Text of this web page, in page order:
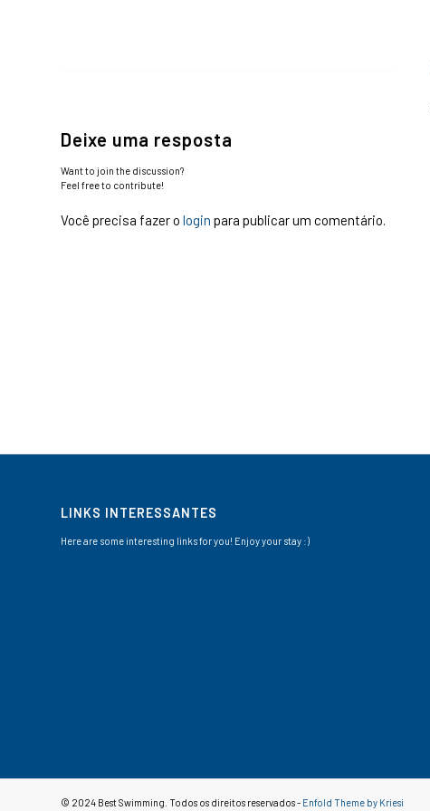
Deixe uma resposta
Want to join the discussion?
Feel free to contribute!
Você precisa fazer o login para publicar um comentário.
LINKS INTERESSANTES
Here are some interesting links for you! Enjoy your stay :)
© 2024 Best Swimming. Todos os direitos reservados - Enfold Theme by Kriesi